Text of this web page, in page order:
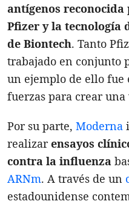
antígenos
Pfizer y la tecnología
de Biontech. Tanto
trabajado en conjunto
un ejemplo de ello fue
fuerzas para crear
Por su parte, Moderna
realizarensayos
contra la influenza
ARNm. A través de un
estadounidense